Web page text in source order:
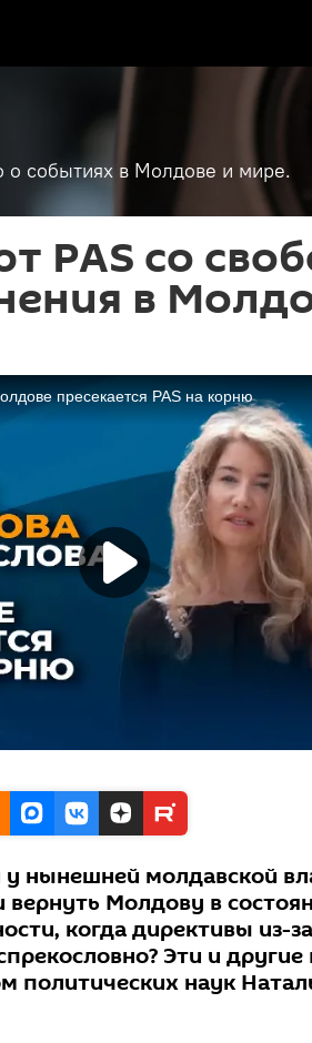
событиях в Молдове и мире.
PAS со
в
у нынешней молдавской
Молдову в
когда директивы из-
Эти и
политических наук